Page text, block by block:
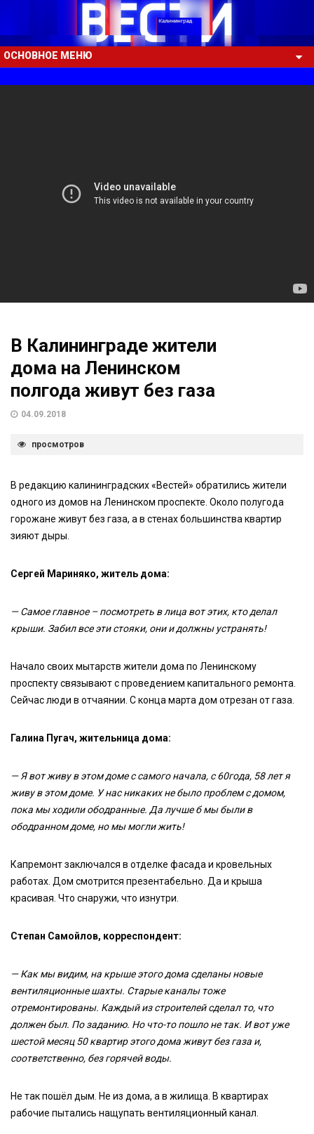
ОСНОВНОЕ МЕНЮ
В Калининграде жители
дома на Ленинском
полгода живут без газа
04.09.2018
просмотров
В редакцию калининградских «Вестей» обратились жители
одного из домов на Ленинском проспекте. Около полугода
горожане живут без газа, а в стенах большинства квартир
зияют дыры.
Сергей Мариняко, житель дома:
— Самое главное – посмотреть в лица вот этих, кто делал
крыши. Забил все эти стояки, они и должны устранять!
Начало своих мытарств жители дома по Ленинскому
проспекту связывают с проведением капитального ремонта.
Сейчас люди в отчаянии. С конца марта дом отрезан от газа.
Галина Пугач, жительница дома:
— Я вот живу в этом доме с самого начала, с 60года, 58 лет я
живу в этом доме. У нас никаких не было проблем с домом,
пока мы ходили ободранные. Да лучше б мы были в
ободранном доме, но мы могли жить!
Капремонт заключался в отделке фасада и кровельных
работах. Дом смотрится презентабельно. Да и крыша
красивая. Что снаружи, что изнутри.
Степан Самойлов, корреспондент:
— Как мы видим, на крыше этого дома сделаны новые
вентиляционные шахты. Старые каналы тоже
отремонтированы. Каждый из строителей сделал то, что
должен был. По заданию. Но что-то пошло не так. И вот уже
шестой месяц 50 квартир этого дома живут без газа и,
соответственно, без горячей воды.
Не так пошёл дым. Не из дома, а в жилища. В квартирах
рабочие пытались нащупать вентиляционный канал.